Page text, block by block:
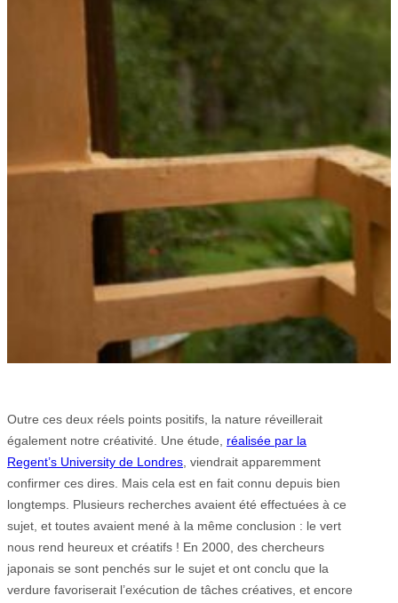
Outre ces deux réels points positifs, la nature réveillerait
également notre créativité. Une étude, réalisée par la
Regent’s University de Londres , viendrait apparemment
confirmer ces dires. Mais cela est en fait connu depuis bien
longtemps. Plusieurs recherches avaient été effectuées à ce
sujet, et toutes avaient mené à la même conclusion : le vert
nous rend heureux et créatifs ! En 2000, des chercheurs
japonais se sont penchés sur le sujet et ont conclu que la
verdure favoriserait l’exécution de tâches créatives, et encore